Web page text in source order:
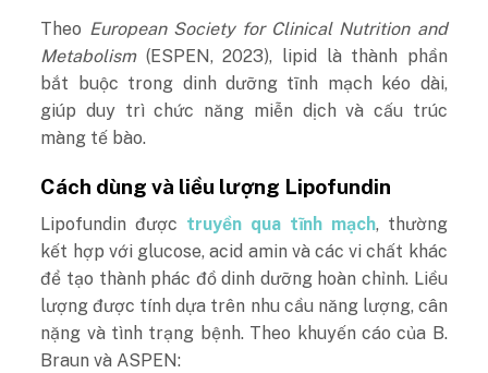
Theo European Society for Clinical Nutrition and
Metabolism(ESPEN, 2023), lipid là thành phần
bắt buộc trong dinh dưỡng tĩnh mạch kéo dài,
giúp duy trì chức năng miễn dịch và cấu trúc
màng tế bào.
Cách dùng và liều lượng Lipofundin
Lipofundin được truyền qua tĩnh mạch, thường
kết hợp với glucose, acid amin và các vi chất khác
để tạo thành phác đồ dinh dưỡng hoàn chỉnh. Liều
lượng được tính dựa trên nhu cầu năng lượng, cân
nặng và tình trạng bệnh. Theo khuyến cáo của B.
Braun và ASPEN: